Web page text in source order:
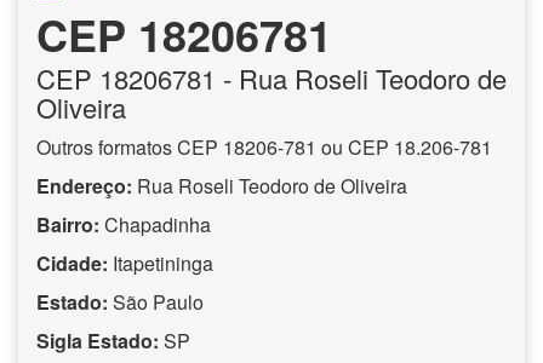
CEP 18206781
CEP 18206781 - Rua Roseli Teodoro de
Oliveira
Outros formatos CEP 18206-781 ou CEP 18.206-781
Endereço: Rua Roseli Teodoro de Oliveira
Bairro: Chapadinha
Cidade: Itapetininga
Estado: São Paulo
Sigla Estado: SP